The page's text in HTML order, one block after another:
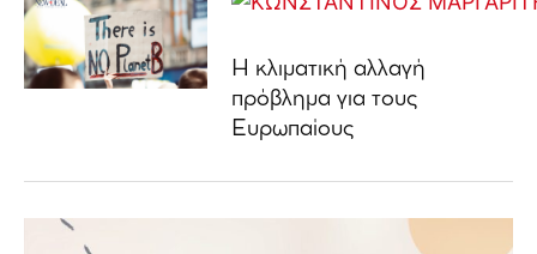
Η κλιματική αλλαγή
πρόβλημα για τους
Ευρωπαίους